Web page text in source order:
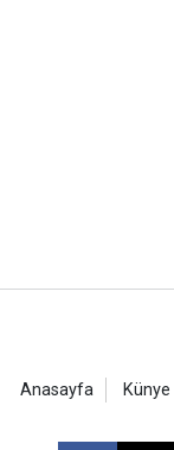
Anasayfa Künye